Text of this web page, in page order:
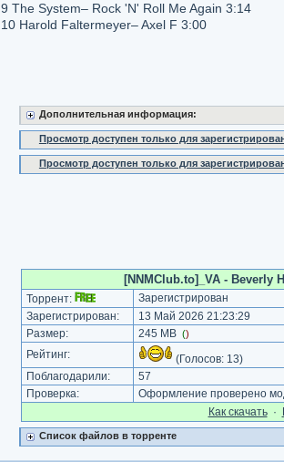
9 The System– Rock 'N' Roll Me Again 3:14
10 Harold Faltermeyer– Axel F 3:00
Дополнительная информация:
Просмотр доступен только для
Просмотр доступен только для
[NNMClub.to]_VA - Beverly
Торрент:
Зарегистрирован
Зарегистрирован:
13 Май 2026 21:23:29
Размер:
245 MB ()
Рейтинг: (Голосов: 13)
Поблагодарили:
57
Проверка:
Оформление проверено
Как cкачать·
Список файлов в торренте